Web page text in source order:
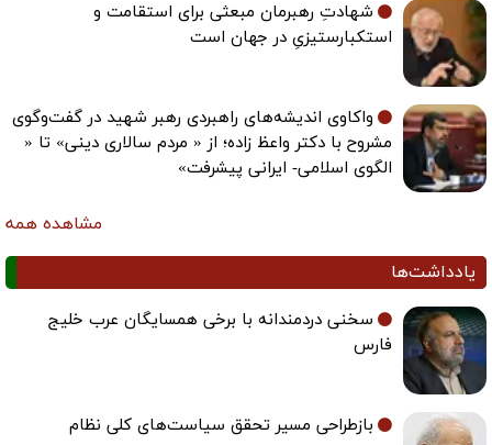
شهادتِ رهبرمان مبعثی برای استقامت و
استکبارستیزیِ در جهان است
واکاوی اندیشه‌های راهبردی رهبر شهید در گفت‌وگوی
مشروح با دکتر واعظ زاده؛ از « مردم سالاری دینی» تا «
الگوی اسلامی- ایرانی پیشرفت»
مشاهده همه
یادداشت‌ها
سخنی دردمندانه با برخی همسایگان عرب خلیج
فارس
بازطراحی مسیر تحقق سیاست‌های کلی نظام